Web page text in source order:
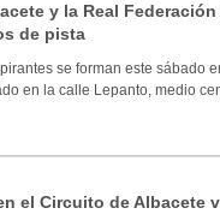
y la Real
de pista
se forman este sábado
en la calle Lepanto, medio
el Circuito de Albacete